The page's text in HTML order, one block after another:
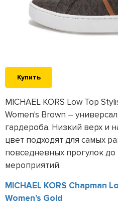
Купить
MICHAEL KORS Low Top
Women's Brown –
гардероба. Низкий верх и
цвет подходят для самых
повседневных прогулок
мероприятий.
MICHAEL KORS Chapman
Women's Gold